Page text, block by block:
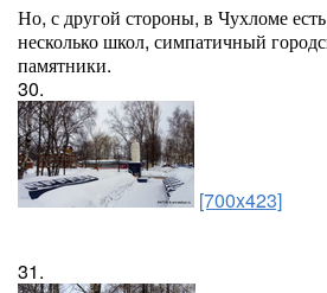
Но, с другой стороны, в Чухломе
несколько школ, симпатичный
памятники.
30.
[700x423]
31.